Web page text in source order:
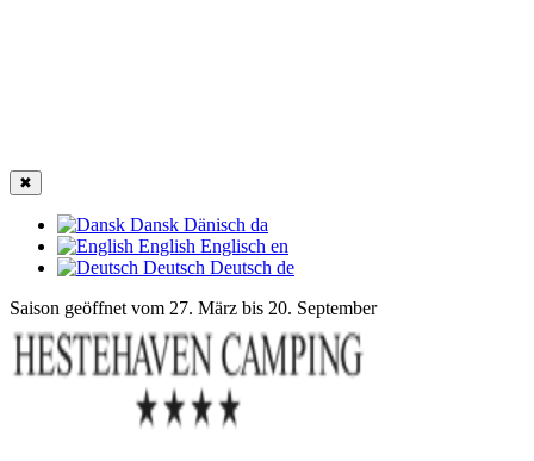
✖
Dansk Dänisch da
English Englisch en
Deutsch Deutsch de
Saison geöffnet vom 27. März bis 20. September